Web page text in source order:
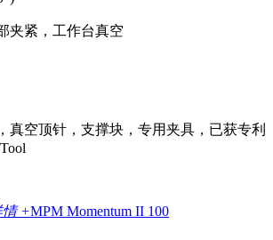
夹紧，工作台真空
真空顶针，支撑块，专用夹具，已获专利
情 +MPM Momentum II 100